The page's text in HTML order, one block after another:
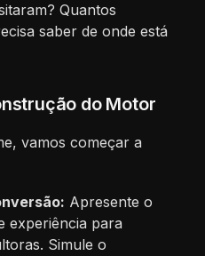
Quantos
saber de onde está
do Motor
vamos começar a
Apresente o
experiência para
Simule o